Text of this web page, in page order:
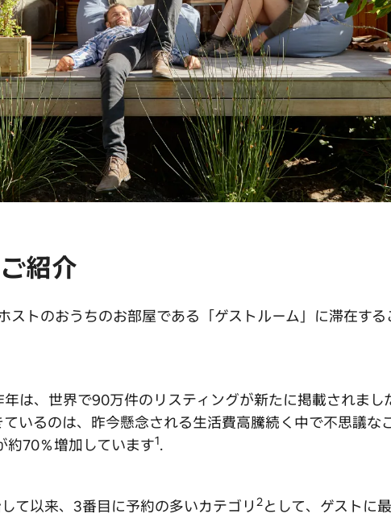
紹介
トのおうちのお部屋である「ゲストルーム」に滞在す
は、世界で90万件のリスティングが新たに掲載されま
いるのは、昨今懸念される生活費高騰続く中で不思議な
70％増加しています1.
て以来、3番目に予約の多いカテゴリ 2として、ゲストに